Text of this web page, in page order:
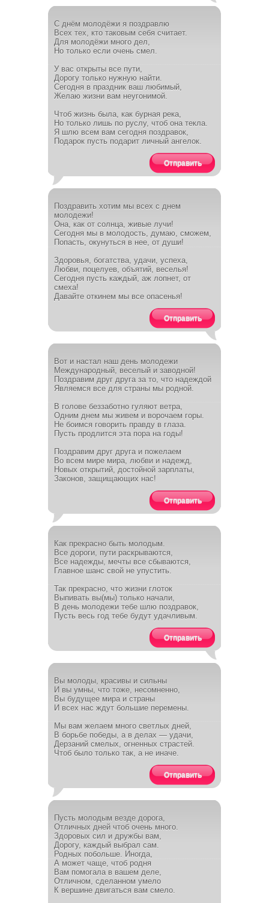
С днём молодёжи я поздравлю
Всех тех, кто таковым себя считает.
Для молодёжи много дел,
Но только если очень смел.
У вас открыты все пути,
Дорогу только нужную найти.
Сегодня в праздник ваш любимый,
Желаю жизни вам неугонимой.
Чтоб жизнь была, как бурная река,
Но только лишь по руслу, чтоб она текла.
Я шлю всем вам сегодня поздравок,
Подарок пусть подарит личный ангелок.
Отправить
Поздравить хотим мы всех с днем
молодежи!
Она, как от солнца, живые лучи!
Сегодня мы в молодость, думаю, сможем,
Попасть, окунуться в нее, от души!
Здоровья, богатства, удачи, успеха,
Любви, поцелуев, объятий, веселья!
Сегодня пусть каждый, аж лопнет, от
смеха!
Давайте откинем мы все опасенья!
Отправить
Вот и настал наш день молодежи
Международный, веселый и заводной!
Поздравим друг друга за то, что надеждой
Являемся все для страны мы родной.
В голове беззаботно гуляют ветра,
Одним днем мы живем и ворочаем горы.
Не боимся говорить правду в глаза.
Пусть продлится эта пора на годы!
Поздравим друг друга и пожелаем
Во всем мире мира, любви и надежд,
Новых открытий, достойной зарплаты,
Законов, защищающих нас!
Отправить
Как прекрасно быть молодым.
Все дороги, пути раскрываются,
Все надежды, мечты все сбываются,
Главное шанс свой не упустить.
Так прекрасно, что жизни глоток
Выпивать вы(мы) только начали,
В день молодежи тебе шлю поздравок,
Пусть весь год тебе будут удачливым.
Отправить
Вы молоды, красивы и сильны
И вы умны, что тоже, несомненно,
Вы будущее мира и страны
И всех нас ждут большие перемены.
Мы вам желаем много светлых дней,
В борьбе победы, а в делах — удачи,
Дерзаний смелых, огненных страстей.
Чтоб было только так, а не иначе.
Отправить
Пусть молодым везде дорога,
Отличных дней чтоб очень много.
Здоровых сил и дружбы вам,
Дорогу, каждый выбрал сам.
Родных побольше. Иногда,
А может чаще, чтоб родня
Вам помогала в вашем деле,
Отличном, сделанном умело
К вершине двигаться вам смело.